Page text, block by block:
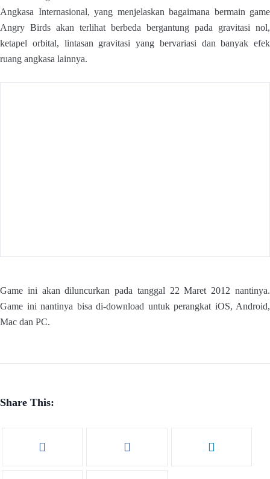
Angkasa Internasional, yang menjelaskan bagaimana bermain game
Angry Birds akan terlihat berbeda bergantung pada gravitasi nol,
ketapel orbital, lintasan gravitasi yang bervariasi dan banyak efek
ruang angkasa lainnya.
Game ini akan diluncurkan pada tanggal 22 Maret 2012 nantinya.
Game ini nantinya bisa di-download untuk perangkat iOS, Android,
Mac dan PC.
Share This: